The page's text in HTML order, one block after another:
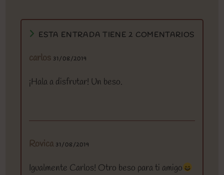
ESTA ENTRADA TIENE 2 COMENTARIOS
carlos 31/08/2019
¡Hala a disfrutar! Un beso.
Rovica 31/08/2019
Igualmente Carlos! Otro beso para ti amigo